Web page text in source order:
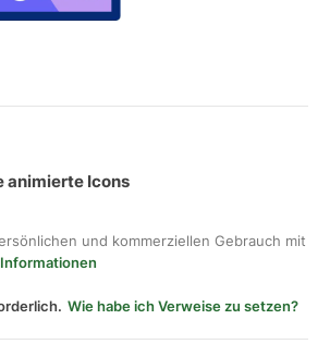
animierte Icons
und kommerziellen Gebrauch mit
Wie habe ich Verweise zu setzen?